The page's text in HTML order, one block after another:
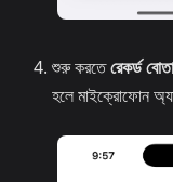
শুরু করতেরেকর্ড
হলে মাইক্রোফোন